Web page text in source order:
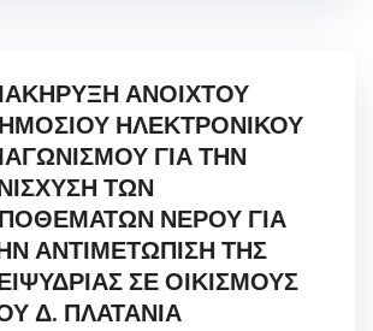
ΑΝΟΙΧΤΟΥ
ΗΛΕΚΤΡΟΝΙΚΟΥ
ΓΙΑ ΤΗΝ
ΤΩΝ
ΝΕΡΟΥ ΓΙΑ
ΑΝΤΙΜΕΤΩΠΙΣΗ ΤΗΣ
ΣΕ ΟΙΚΙΣΜΟΥΣ
Δ. ΠΛΑΤΑΝΙΑ